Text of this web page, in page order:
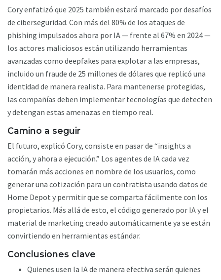
Cory enfatizó que 2025 también estará marcado por desafíos
de ciberseguridad. Con más del 80% de los ataques de
phishing impulsados ahora por IA — frente al 67% en 2024 —
los actores maliciosos están utilizando herramientas
avanzadas como deepfakes para explotar a las empresas,
incluido un fraude de 25 millones de dólares que replicó una
identidad de manera realista. Para mantenerse protegidas,
las compañías deben implementar tecnologías que detecten
y detengan estas amenazas en tiempo real.
Camino a seguir
El futuro, explicó Cory, consiste en pasar de “insights a
acción, y ahora a ejecución.” Los agentes de IA cada vez
tomarán más acciones en nombre de los usuarios, como
generar una cotización para un contratista usando datos de
Home Depot y permitir que se comparta fácilmente con los
propietarios. Más allá de esto, el código generado por IA y el
material de marketing creado automáticamente ya se están
convirtiendo en herramientas estándar.
Conclusiones clave
Quienes usen la IA de manera efectiva serán quienes